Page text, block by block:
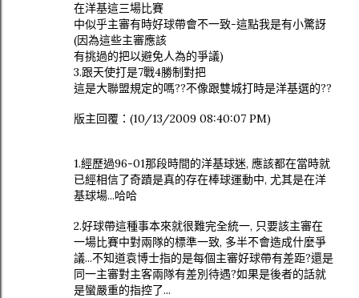
在洋基這三場比賽
中似乎主審有時好球帶會不一致-這點我是有小驚訝
(因為這些主審應該
有挑過的把以避免人為的爭議)
3.跟天使打是7戰4勝制對把
這是大聯盟規定的嗎??不像跟雙城打時是洋基選的??
版主回覆：(10/13/2009 08:40:07 PM)
1.經歷過96-01那段時間的洋基球迷, 應該都在當時就
已經相信了奇蹟是真的存在棒球運動中, 尤其是在洋
基球場...哈哈
2.好球帶這種事本來就很難完全統一, 只要該主審在
一場比賽中對兩隊的標準一致, 多半不會造成什麼爭
議...不知道袁博士指的是每個主審好球帶有差距?還是
同一主審對主客兩隊有差別待遇?如果是後者的話就
是蠻嚴重的指控了...